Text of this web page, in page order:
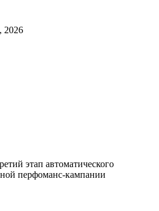
2026
этап автоматического
перфоманс-кампании